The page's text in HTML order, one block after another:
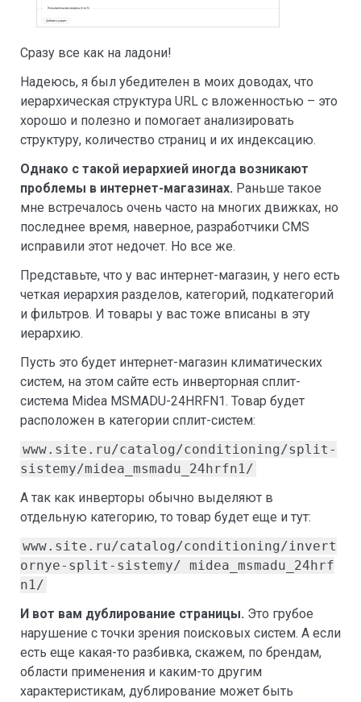
Сразу все как на ладони!
Надеюсь, я был убедителен в моих доводах, что
иерархическая структура URL с вложенностью – это
хорошо и полезно и помогает анализировать
структуру, количество страниц и их индексацию.
Однако с такой иерархией иногда возникают
проблемы в интернет-магазинах. Раньше такое
мне встречалось очень часто на многих движках, но
последнее время, наверное, разработчики CMS
исправили этот недочет. Но все же.
Представьте, что у вас интернет-магазин, у него есть
четкая иерархия разделов, категорий, подкатегорий
и фильтров. И товары у вас тоже вписаны в эту
иерархию.
Пусть это будет интернет-магазин климатических
систем, на этом сайте есть инверторная сплит-
система Midea MSMADU-24HRFN1. Товар будет
расположен в категории сплит-систем:
www.site.ru/catalog/conditioning/split-
sistemy/midea_msmadu_24hrfn1/
А так как инверторы обычно выделяют в
отдельную категорию, то товар будет еще и тут:
www.site.ru/catalog/conditioning/invert
ornye-split-sistemy/ midea_msmadu_24hrf
n1/
И вот вам дублирование страницы. Это грубое
нарушение с точки зрения поисковых систем. А если
есть еще какая-то разбивка, скажем, по брендам,
области применения и каким-то другим
характеристикам, дублирование может быть